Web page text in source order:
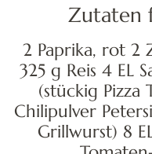
325 g Reis 4 EL
Chilipulver
Grillwurst) 8